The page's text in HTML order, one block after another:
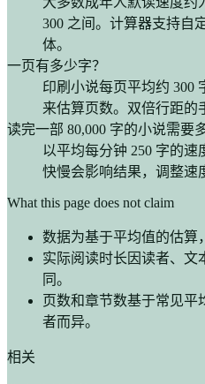
300 之间。计算器支持自
体。
一页有多少字？
印刷小说每页平均约 300
来估算页数。双倍行距的
读完一部 80,000 字的小说需要
以平均每分钟 250 字的速
快慢会影响结果，调整速
What this page does not claim
数据为基于平均值的估算
实际阅读时长因读者、文
同。
页数和章节数基于常见平
者而异。
相关